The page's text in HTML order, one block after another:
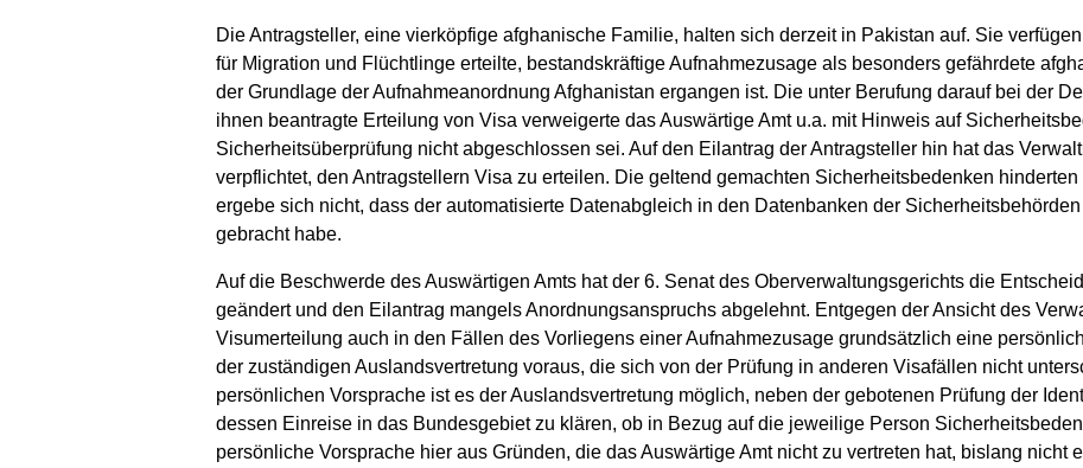
Die Antragsteller, eine vierköpfige afghanische Familie, halten sich derzeit in Pakistan auf. Sie
für Migration und Flüchtlinge erteilte, bestandskräftige Aufnahmezusage als besonders gefährdete
der Grundlage der Aufnahmeanordnung Afghanistan ergangen ist. Die unter Berufung darauf bei der
ihnen beantragte Erteilung von Visa verweigerte das Auswärtige Amt u.a. mit Hinweis auf
Sicherheitsüberprüfung nicht abgeschlossen sei. Auf den Eilantrag der Antragsteller hin hat das
verpflichtet, den Antragstellern Visa zu erteilen. Die geltend gemachten Sicherheitsbedenken
ergebe sich nicht, dass der automatisierte Datenabgleich in den Datenbanken der
gebracht habe.
Auf die Beschwerde des Auswärtigen Amts hat der 6. Senat des Oberverwaltungsgerichts die
geändert und den Eilantrag mangels Anordnungsanspruchs abgelehnt. Entgegen der Ansicht des
Visumerteilung auch in den Fällen des Vorliegens einer Aufnahmezusage grundsätzlich eine
der zuständigen Auslandsvertretung voraus, die sich von der Prüfung in anderen Visafällen nicht
persönlichen Vorsprache ist es der Auslandsvertretung möglich, neben der gebotenen Prüfung der
dessen Einreise in das Bundesgebiet zu klären, ob in Bezug auf die jeweilige Person
persönliche Vorsprache hier aus Gründen, die das Auswärtige Amt nicht zu vertreten hat, bislang nicht